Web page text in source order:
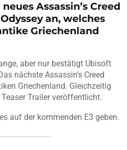
Assassin’s Creed
an, welches
Griechenland
aber nur bestätigt Ubisoft
nächste Assassin’s Creed
Griechenland. Gleichzeitig
Trailer veröffentlicht.
auf der kommenden E3 geben.